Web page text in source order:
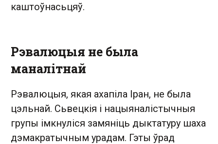
каштоўнасьцяў.
Рэвалюцыя не была
маналітнай
Рэвалюцыя, якая ахапіла Іран, не была
цэльнай. Сьвецкія і нацыяналістычныя
групы імкнуліся замяніць дыктатуру шаха
дэмакратычным урадам. Гэты ўрад